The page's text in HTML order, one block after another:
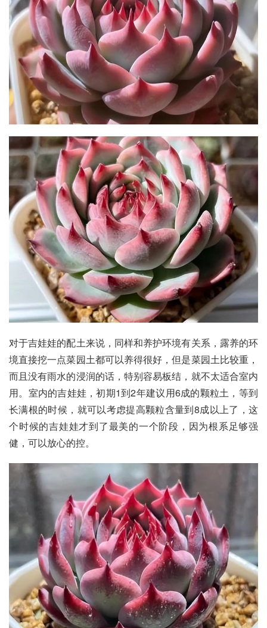
对于吉娃娃的配土来说，同样和养护环境有关系，露养的环
境直接挖一点菜园土都可以养得很好，但是菜园土比较重，
而且没有雨水的浸润的话，特别容易板结，就不太适合室内
用。室内的吉娃娃，初期1到2年建议用6成的颗粒土，等到
长满根的时候，就可以考虑提高颗粒含量到8成以上了，这
个时候的吉娃娃才到了最美的一个阶段，因为根系足够强
健，可以放心的控。